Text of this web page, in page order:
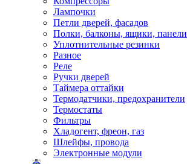
Лампочки
Петли дверей, фасадов
Полки, балконы, ящики, панели
Уплотнительные резинки
Разное
Реле
Ручки дверей
Таймера оттайки
Термодатчики, предохранители
Термостаты
Фильтры
Хладогент, фреон, газ
Шлейфы, провода
Электронные модули